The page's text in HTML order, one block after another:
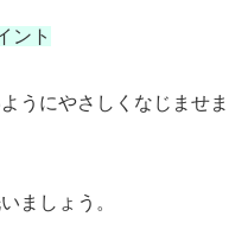
ント
うにやさしくなじませま
ましょう。